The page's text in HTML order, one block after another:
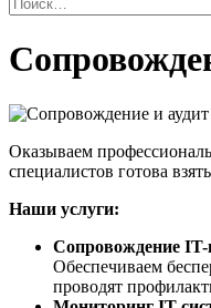
и
аудит
ИТ-
для
Оказываем
специалистов готова
Наши услуги:
Сопровождение
Обеспечиваем
проводят